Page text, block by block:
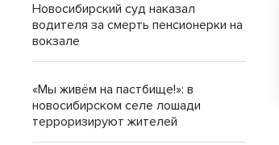
Новосибирский суд наказал
водителя за смерть пенсионерки на
вокзале
«Мы живём на пастбище!»: в
новосибирском селе лошади
терроризируют жителей